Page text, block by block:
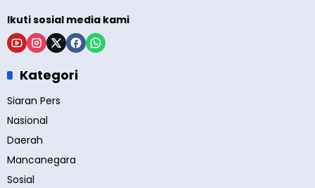
Ikuti sosial media kami
Kategori
Siaran Pers
Nasional
Daerah
Mancanegara
Sosial